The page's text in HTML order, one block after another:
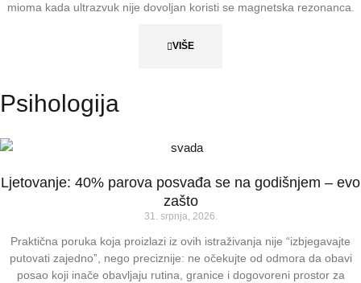
mioma kada ultrazvuk nije dovoljan koristi se magnetska rezonanca.
VIŠE
Psihologija
Ljetovanje: 40% parova posvađa se na godišnjem – evo
zašto
31. srpnja, 2026.
Praktična poruka koja proizlazi iz ovih istraživanja nije “izbjegavajte
putovati zajedno”, nego preciznije: ne očekujte od odmora da obavi
posao koji inače obavljaju rutina, granice i dogovoreni prostor za